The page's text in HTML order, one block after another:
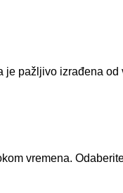
pažljivo izrađena
vremena.